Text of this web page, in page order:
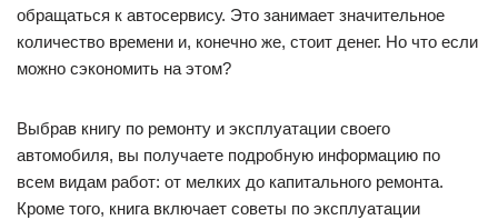
обращаться к автосервису. Это занимает значительное
количество времени и, конечно же, стоит денег. Но что если
можно сэкономить на этом?
Выбрав книгу по ремонту и эксплуатации своего
автомобиля, вы получаете подробную информацию по
всем видам работ: от мелких до капитального ремонта.
Кроме того, книга включает советы по эксплуатации